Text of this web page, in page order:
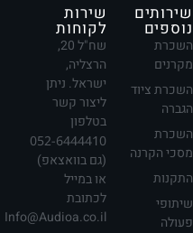
שירותים
נוספים
השכרת
מקרנים
השכרת ציוד
הגברה
השכרת
מסכי הקרנה
התקנות
שיתופי
פעולה
שירות
לקוחות
שח"ל 20,
הרצליה,
ישראל. ניתן
ליצור קשר
בטלפון
052-6444410
(גם בוואצאפ)
או במייל
לכתובת
Info@Audioa.co.il